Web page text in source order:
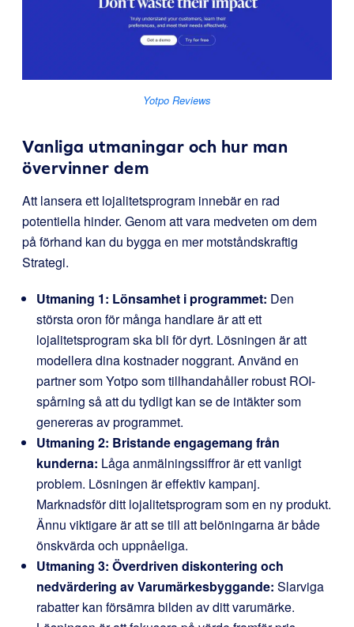
Yotpo Reviews
Vanliga utmaningar och hur man
övervinner dem
Att lansera ett lojalitetsprogram innebär en rad
potentiella hinder. Genom att vara medveten om dem
på förhand kan du bygga en mer motståndskraftig
Strategi.
Utmaning 1: Lönsamhet i programmet: Den
största oron för många handlare är att ett
lojalitetsprogram ska bli för dyrt. Lösningen är att
modellera dina kostnader noggrant. Använd en
partner som Yotpo som tillhandahåller robust ROI-
spårning så att du tydligt kan se de intäkter som
genereras av programmet.
Utmaning 2: Bristande engagemang från
kunderna: Låga anmälningssiffror är ett vanligt
problem. Lösningen är effektiv kampanj.
Marknadsför ditt lojalitetsprogram som en ny produkt.
Ännu viktigare är att se till att belöningarna är både
önskvärda och uppnåeliga.
Utmaning 3: Överdriven diskontering och
nedvärdering av Varumärkesbyggande: Slarviga
rabatter kan försämra bilden av ditt varumärke.